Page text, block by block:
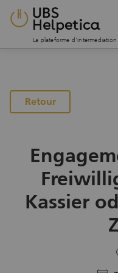
La plateforme
RetourVers la page
Kassier